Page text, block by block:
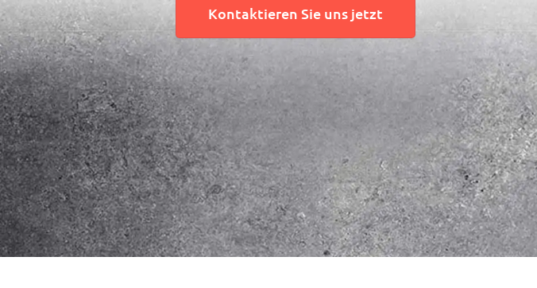
Kontaktieren Sie uns jetzt